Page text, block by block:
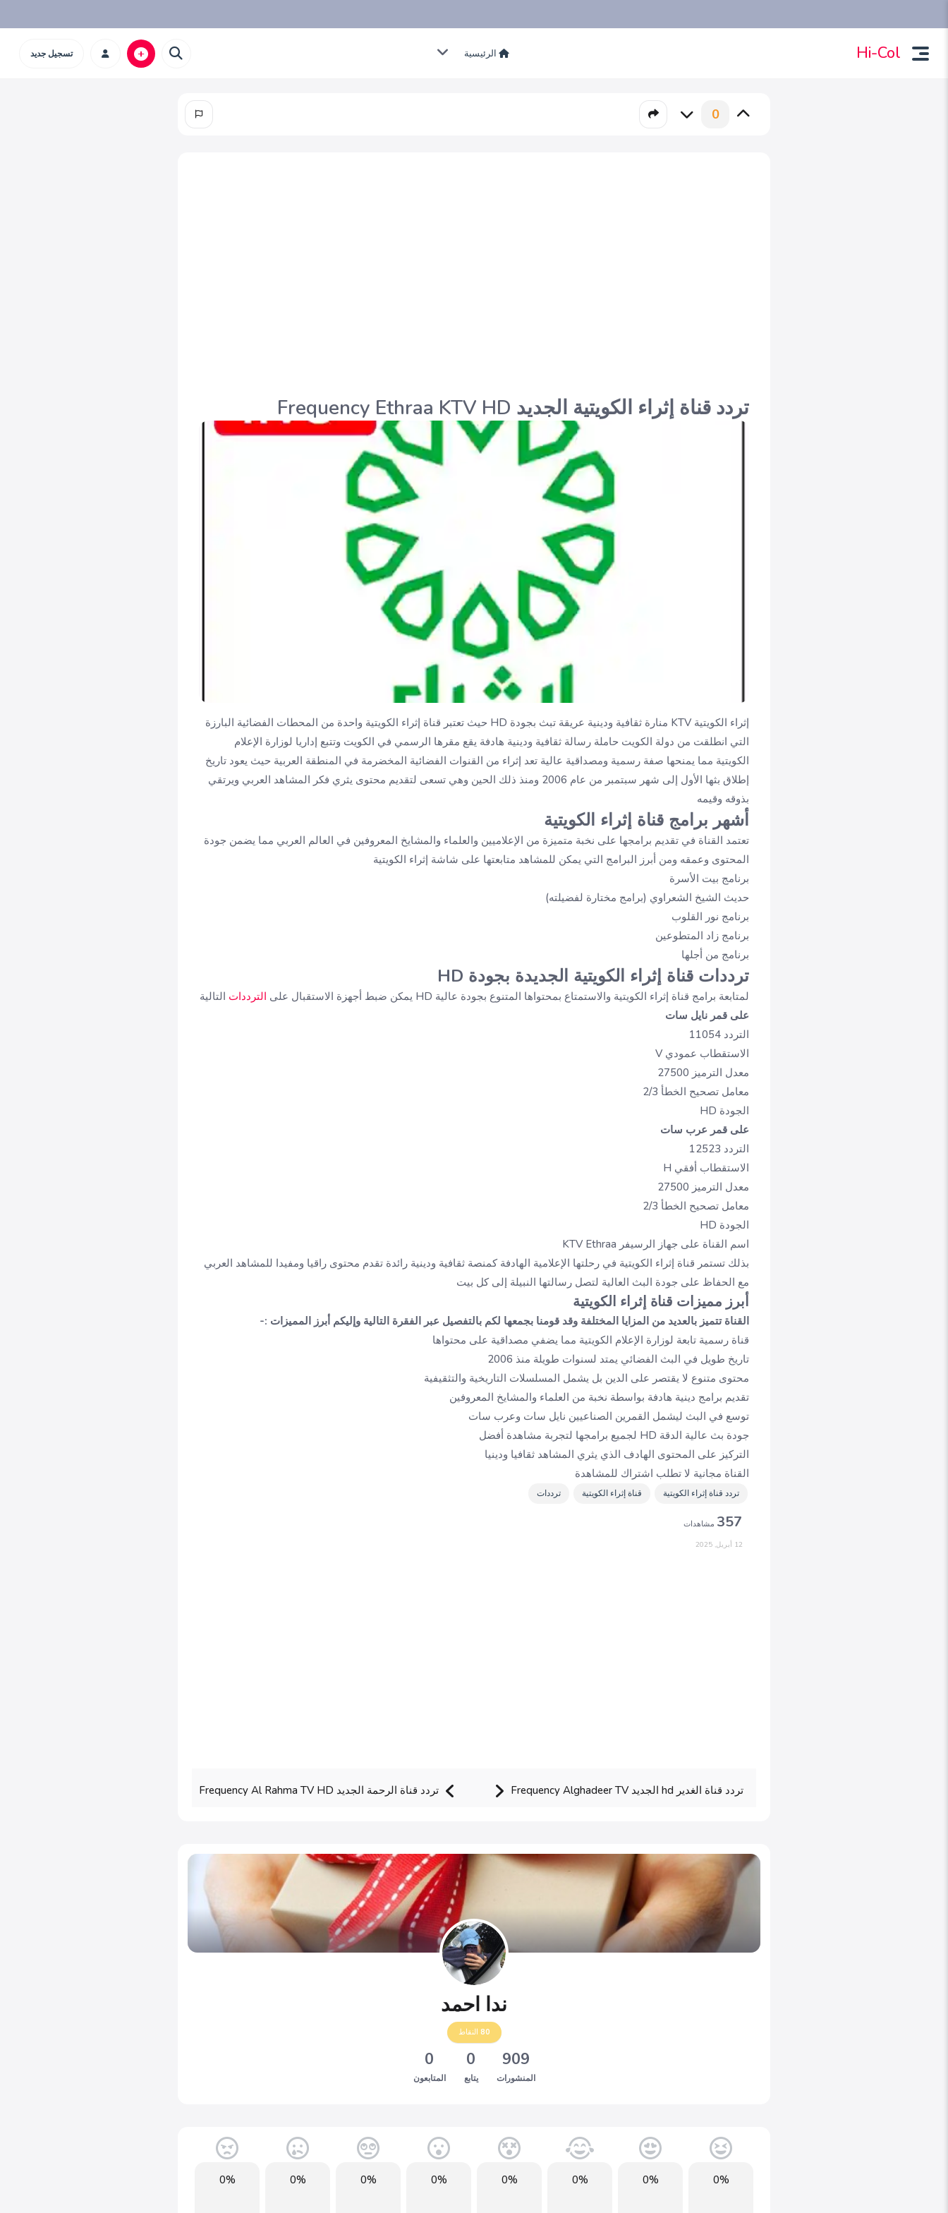
Hi-Col الرئيسية تسجيل جديد
0
تردد قناة إثراء الكويتية الجديد Frequency Ethraa KTV HD
إثراء الكويتية KTV منارة ثقافية ودينية عريقة تبث بجودة HD حيث
تعتبر قناة إثراء الكويتية واحدة من المحطات الفضائية البارزة
التي انطلقت من دولة الكويت حاملة رسالة ثقافية ودينية هادفة يقع مقرها الرسمي في الكويت وتتبع إداريا لوزارة الإعلام
الكويتية مما يمنحها صفة رسمية ومصداقية عالية تعد إثراء من القنوات الفضائية المخضرمة في المنطقة العربية حيث يعود تاريخ
إطلاق بثها الأول إلى شهر سبتمبر من عام 2006 ومنذ ذلك الحين وهي تسعى لتقديم محتوى يثري فكر المشاهد العربي ويرتقي
بذوقه وقيمه
أشهر برامج قناة إثراء الكويتية
تعتمد القناة في تقديم برامجها على نخبة متميزة من الإعلاميين والعلماء والمشايخ المعروفين في العالم العربي مما يضمن جودة
المحتوى وعمقه ومن أبرز البرامج التي يمكن للمشاهد متابعتها على شاشة إثراء الكويتية
برنامج بيت الأسرة
حديث الشيخ الشعراوي (برامج مختارة لفضيلته)
برنامج نور القلوب
برنامج زاد المتطوعين
برنامج من أجلها
ترددات قناة إثراء الكويتية الجديدة بجودة HD
لمتابعة برامج قناة إثراء الكويتية والاستمتاع بمحتواها المتنوع بجودة عالية HD يمكن ضبط أجهزة الاستقبال على الترددات التالية
على قمر نايل سات
التردد 11054
الاستقطاب عمودي V
معدل الترميز 27500
معامل تصحيح الخطأ 2/3
الجودة HD
على قمر عرب سات
التردد 12523
الاستقطاب أفقي H
معدل الترميز 27500
معامل تصحيح الخطأ 2/3
الجودة HD
اسم القناة على جهاز الرسيفر KTV Ethraa
بذلك تستمر قناة إثراء الكويتية في رحلتها الإعلامية الهادفة كمنصة ثقافية ودينية رائدة تقدم محتوى راقيا ومفيدا للمشاهد العربي
مع الحفاظ على جودة البث العالية لتصل رسالتها النبيلة إلى كل بيت
أبرز مميزات قناة إثراء الكويتية
القناة تتميز بالعديد من المزايا المختلفة وقد قومنا بجمعها لكم بالتفصيل عبر الفقرة التالية وإليكم أبرز المميزات :-
قناة رسمية تابعة لوزارة الإعلام الكويتية مما يضفي مصداقية على محتواها
تاريخ طويل في البث الفضائي يمتد لسنوات طويلة منذ 2006
محتوى متنوع لا يقتصر على الدين بل يشمل المسلسلات التاريخية والتثقيفية
تقديم برامج دينية هادفة بواسطة نخبة من العلماء والمشايخ المعروفين
توسع في البث ليشمل القمرين الصناعيين نايل سات وعرب سات
جودة بث عالية الدقة HD لجميع برامجها لتجربة مشاهدة أفضل
التركيز على المحتوى الهادف الذي يثري المشاهد ثقافيا ودينيا
القناة مجانية لا تطلب اشتراك للمشاهدة
تردد قناة إثراء الكويتية قناة إثراء الكويتية ترددات
357 مشاهدات
12 أبريل, 2025
تردد قناة الرحمة الجديد Frequency Al Rahma TV HD تردد قناة الغدير hd الجديد Frequency Alghadeer TV
ندا احمد
80 النقاط
909
المنشورات
0
يتابع
0
المتابعون
0%
0%
0%
0%
0%
0%
0%
0%